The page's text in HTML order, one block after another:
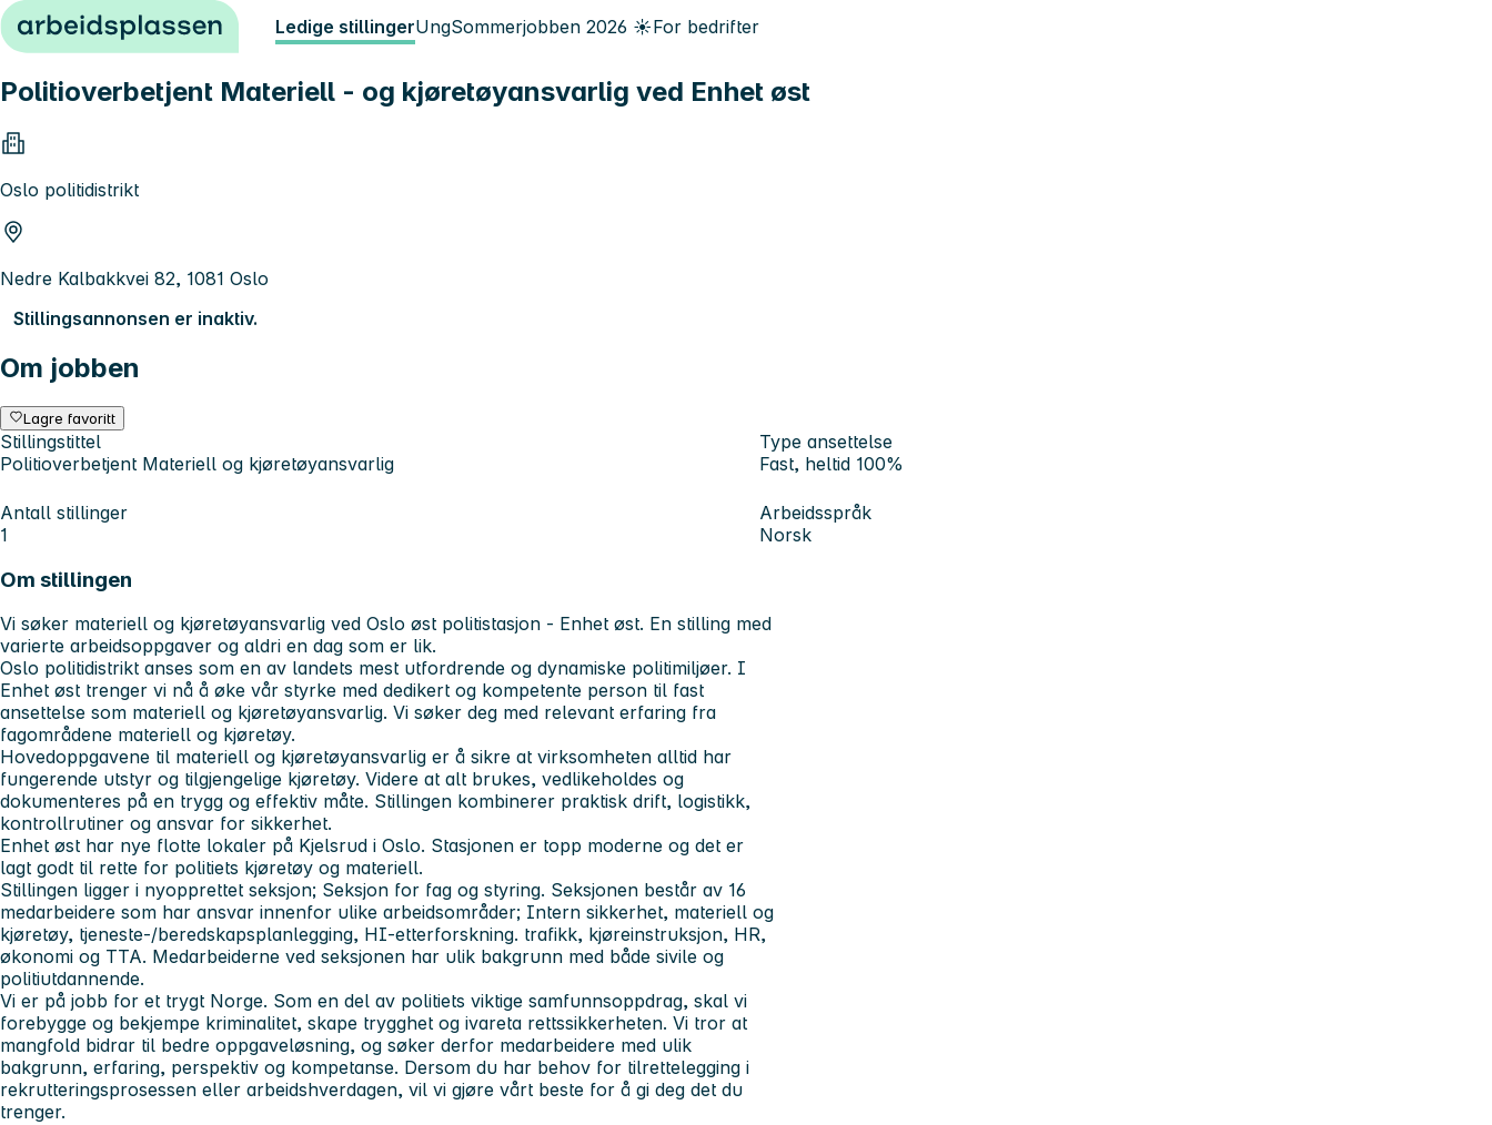
Hopp til innhold Ledige stillingerUngSommerjobben 2026 ☀️For bedrifter
Politioverbetjent Materiell - og kjøretøyansvarlig ved Enhet øst
Oslo politidistrikt
Nedre Kalbakkvei 82, 1081 Oslo
Stillingsannonsen er inaktiv.
Om jobben
Lagre favoritt
Stillingstittel
Politioverbetjent Materiell og kjøretøyansvarlig
Type ansettelse
Fast, heltid 100%
Antall stillinger
1
Arbeidsspråk
Norsk
Om stillingen
Vi søker materiell og kjøretøyansvarlig ved Oslo øst politistasjon - Enhet øst. En stilling med
varierte arbeidsoppgaver og aldri en dag som er lik.
Oslo politidistrikt anses som en av landets mest utfordrende og dynamiske politimiljøer. I
Enhet øst trenger vi nå å øke vår styrke med dedikert og kompetente person til fast
ansettelse som materiell og kjøretøyansvarlig. Vi søker deg med relevant erfaring fra
fagområdene materiell og kjøretøy.
Hovedoppgavene til materiell og kjøretøyansvarlig er å sikre at virksomheten alltid har
fungerende utstyr og tilgjengelige kjøretøy. Videre at alt brukes, vedlikeholdes og
dokumenteres på en trygg og effektiv måte. Stillingen kombinerer praktisk drift, logistikk,
kontrollrutiner og ansvar for sikkerhet.
Enhet øst har nye flotte lokaler på Kjelsrud i Oslo. Stasjonen er topp moderne og det er
lagt godt til rette for politiets kjøretøy og materiell.
Stillingen ligger i nyopprettet seksjon; Seksjon for fag og styring. Seksjonen består av 16
medarbeidere som har ansvar innenfor ulike arbeidsområder; Intern sikkerhet, materiell og
kjøretøy, tjeneste-/beredskapsplanlegging, HI-etterforskning. trafikk, kjøreinstruksjon, HR,
økonomi og TTA. Medarbeiderne ved seksjonen har ulik bakgrunn med både sivile og
politiutdannende.
Vi er på jobb for et trygt Norge. Som en del av politiets viktige samfunnsoppdrag, skal vi
forebygge og bekjempe kriminalitet, skape trygghet og ivareta rettssikkerheten. Vi tror at
mangfold bidrar til bedre oppgaveløsning, og søker derfor medarbeidere med ulik
bakgrunn, erfaring, perspektiv og kompetanse. Dersom du har behov for tilrettelegging i
rekrutteringsprosessen eller arbeidshverdagen, vil vi gjøre vårt beste for å gi deg det du
trenger.